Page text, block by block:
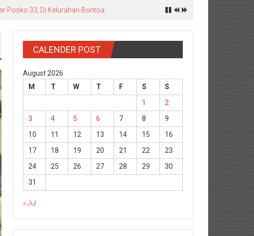
Cerdas
CALENDER POST
August 2026
M
T W T F S
S
1
2
3
4 5 6 7 8
9
10
11 12 13 14 15
16
17
18 19 20 21 22
23
24
25 26 27 28 29
30
31
« Jul